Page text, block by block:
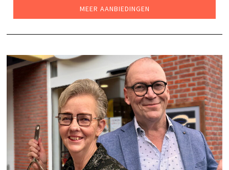
MEER AANBIEDINGEN